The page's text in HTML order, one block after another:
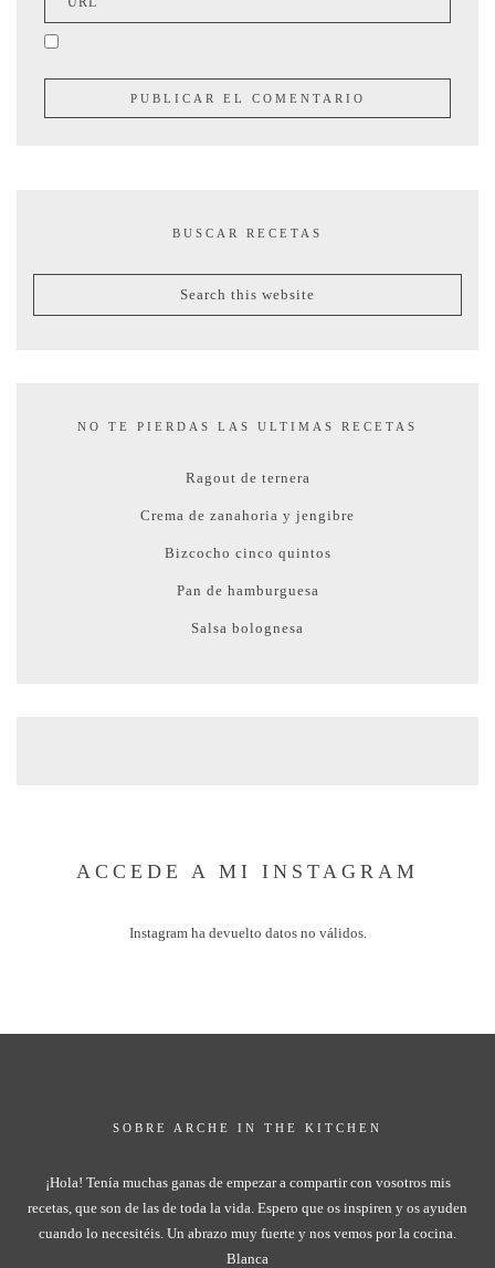
BUSCAR RECETAS
NO TE PIERDAS LAS ULTIMAS RECETAS
Ragout de ternera
Crema de zanahoria y jengibre
Bizcocho cinco quintos
Pan de hamburguesa
Salsa bolognesa
ACCEDE A MI INSTAGRAM
Instagram ha devuelto datos no válidos.
SOBRE ARCHE IN THE KITCHEN
¡Hola! Tenía muchas ganas de empezar a compartir con vosotros mis
recetas, que son de las de toda la vida. Espero que os inspiren y os ayuden
cuando lo necesitéis. Un abrazo muy fuerte y nos vemos por la cocina.
Blanca